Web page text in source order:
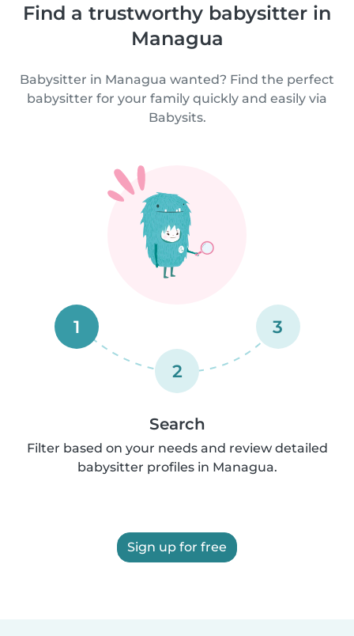
Find a trustworthy babysitter in
Managua
Babysitter in Managua wanted? Find the perfect
babysitter for your family quickly and easily via
Babysits.
1
2
3
Search
Filter based on your needs and review detailed
babysitter profiles in Managua.
Sign up for free